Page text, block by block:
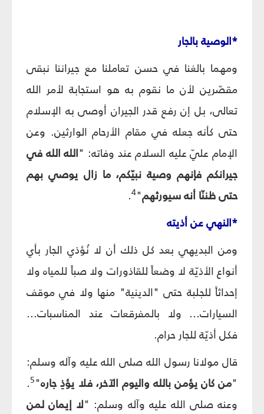
*الوصية بالجار
ومهما بالغنا في حسن تعاملنا مع جيراننا نبقى
مقصّرين لأن ما نقوم به هو استجابة لأمر الله
تعالى، بل إن رفع قدر الجيران أوصى به الإسلام
حتى كأنه جعله في مقام الأرحام الوارثين. وعن
الإمام عليّ عليه السلام عند وفاته: "الله الله في
جيرانكم فإنهم وصية نبيّكم، ما زال يوصي بهم
حتى ظننّا أنه سيورثهم"
4
.
*النهي عن أذيته
ومن البديهي بعد كل ذلك أن لا نُؤذي الجار بأي
أنواع الأذيّة لا وضعاً للقاذورات ولا صباً للمياه ولا
إحداثاً للجلبة حتى "الدينية" منها ولا في موقف
السيارات... ولا بالمفرقعات عند المناسبات...
فكل أذيّة للجار حرام.
قال مولانا رسول الله صلى الله عليه وآله وسلم:
"من كان يؤمن بالله واليوم الآخر، فلا يؤذِ جاره"
5
.
وعنه صلى الله عليه وآله وسلم: "لا إيمان لمن